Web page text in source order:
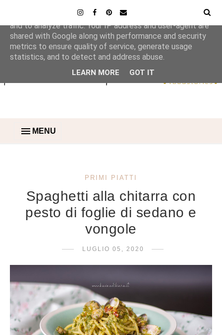
MENU
PRIMI PIATTI
Spaghetti alla chitarra con
pesto di foglie di sedano e
vongole
LUGLIO 05, 2020
This site uses cookies from Google to deliver its services
and to analyze traffic. Your IP address and user-agent are
shared with Google along with performance and security
metrics to ensure quality of service, generate usage
statistics, and to detect and address abuse.
LEARN MORE GOT IT